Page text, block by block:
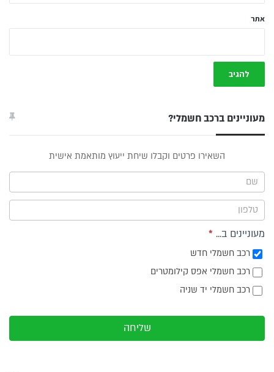
אתר
מעוניינים ברכב חשמלי?
תפריט
צד
השאירו פרטים וקבלו שיחת ייעוץ מותאמת אישית
מעוניינים ב... *
רכב חשמלי חדש
רכב חשמלי אפס קילומטרים
רכב חשמלי יד שניה
שליחה